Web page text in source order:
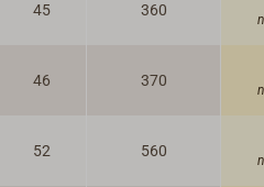
45 360
46 370
52 560